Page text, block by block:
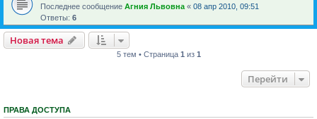
Последнее сообщение Агния Львовна « 08 апр 2010, 09:51
Ответы: 6
Новая тема
5 тем • Страница 1 из 1
Перейти
ПРАВА ДОСТУПА